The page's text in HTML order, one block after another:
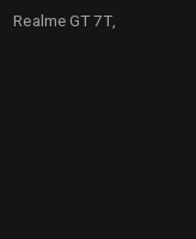
Realme GT 7T,